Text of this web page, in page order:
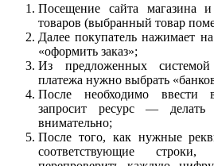
Посещение сайта магазина
товаров (выбранный товар
Далее покупатель нажимает
«оформить заказ»;
Из предложенных
платежа нужно выбрать
После необходимо ввести
запросит ресурс —
внимательно;
После того, как нужные
соответствующие